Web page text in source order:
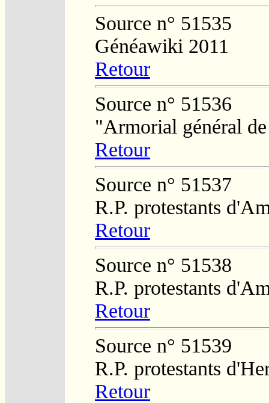
Source n° 51535
Généawiki 2011
Retour
Source n° 51536
"Armorial général
Retour
Source n° 51537
R.P. protestants
Retour
Source n° 51538
R.P. protestants
Retour
Source n° 51539
R.P. protestants
Retour